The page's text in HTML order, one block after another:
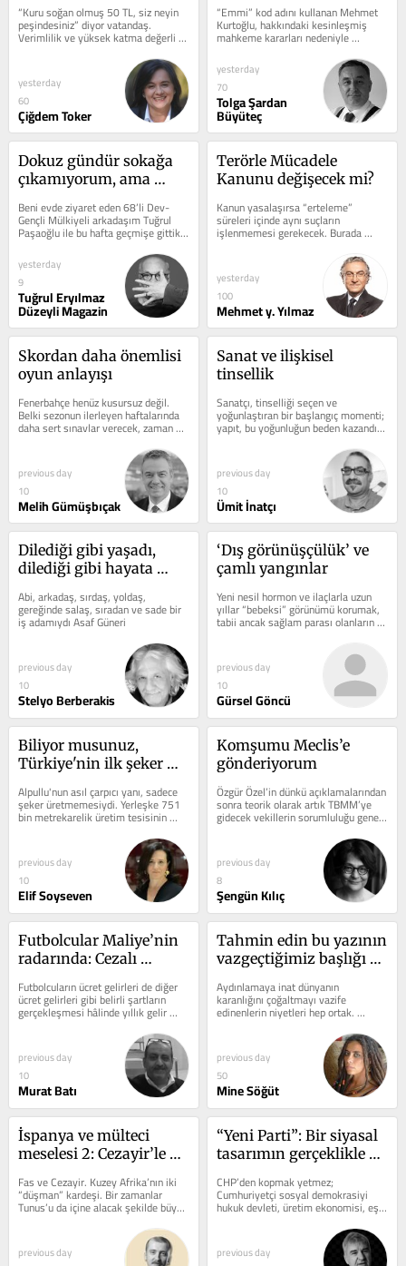
“Kuru soğan olmuş 50 TL, siz neyin
peşindesiniz” diyor vatandaş.
Verimlilik ve yüksek katma değerli
üretimden söz ederken, temel
yesterday
60
Çiğdem Toker
“Emmi” kod adını kullanan Mehmet
Kurtoğlu, hakkındaki kesinleşmiş
mahkeme kararları nedeniyle
cezaevine girmekten kurtulmak
amacıyla...
yesterday
70
Tolga Şardan
Büyüteç
Dokuz gündür sokağa
çıkamıyorum, ama
dolaşıyorum; yoksa siz
hâlâ abone olmadınız
Beni evde ziyaret eden 68’li Dev-
Gençli Mülkiyeli arkadaşım Tuğrul
Paşaoğlu ile bu hafta geçmişe gittik
gittik geldik
yesterday
9
Tuğrul Eryılmaz
Düzeyli Magazin
Terörle Mücadele
Kanunu değişecek mi?
Kanun yasalaşırsa “erteleme”
süreleri içinde aynı suçların
işlenmemesi gerekecek. Burada
büyük bilmece Terörle Mücadele
yesterday
100
Mehmet y. Yılmaz
Skordan daha önemlisi
oyun anlayışı
Fenerbahçe henüz kusursuz değil.
Belki sezonun ilerleyen haftalarında
daha sert sınavlar verecek, zaman
zaman puan da kaybedecek. Ancak
previous day
10
Melih Gümüşbıçak
Sanat ve ilişkisel
tinsellik
Sanatçı, tinselliği seçen ve
yoğunlaştıran bir başlangıç momenti;
yapıt, bu yoğunluğun beden kazandığı
ama kapanmadığı bir ara...
previous day
10
Ümit İnatçı
Dilediği gibi yaşadı,
dilediği gibi hayata
Abi, arkadaş, sırdaş, yoldaş,
gereğinde salaş, sıradan ve sade bir
iş adamıydı Asaf Güneri
previous day
10
Stelyo Berberakis
‘Dış görünüşçülük’ ve
çamlı yangınlar
Yeni nesil hormon ve ilaçlarla uzun
yıllar “bebeksi” görünümü korumak,
tabii ancak sağlam parası olanların
şansı. Ülkemizin batı...
previous day
10
Gürsel Göncü
Biliyor musunuz,
Türkiye'nin ilk şeker
sahası vardı!
Alpullu'nun asıl çarpıcı yanı, sadece
şeker üretmemesiydi. Yerleşke 751
bin metrekarelik üretim tesisinin
previous day
10
Elif Soyseven
Komşumu Meclis’e
gönderiyorum
Özgür Özel’in dünkü açıklamalarından
sonra teorik olarak artık TBMM’ye
gidecek vekillerin sorumluluğu genel
başkan ve genel merkezde...
previous day
8
Şengün Kılıç
Futbolcular Maliye’nin
radarında: Cezalı
gönderiliyor…
Futbolcuların ücret gelirleri de diğer
ücret gelirleri gibi belirli şartların
gerçekleşmesi hâlinde yıllık gelir
vergisi beyannamesine konu...
previous day
10
Murat Batı
Tahmin edin bu yazının
vazgeçtiğimiz başlığı
Aydınlamaya inat dünyanın
karanlığını çoğaltmayı vazife
edinenlerin niyetleri hep ortak.
Çağdaşlığın tüm değerli kavramlarını
previous day
50
Mine Söğüt
İspanya ve mülteci
meselesi 2: Cezayir’le
kızdırınca…
Fas ve Cezayir. Kuzey Afrika’nın iki
“düşman” kardeşi. Bir zamanlar
Tunus’u da içine alacak şekilde büyük
bir Kuzey Afrika...
previous day
“Yeni Parti”: Bir siyasal
tasarımın gerçeklikle
CHP’den kopmak yetmez;
Cumhuriyetçi sosyal demokrasiyi
hukuk devleti, üretim ekonomisi, eşit
yurttaşlık ve geniş bir Türkiye
previous day